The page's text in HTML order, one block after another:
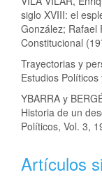
siglo XVIII: el
González; Rafael
Constitucional
Trayectorias y
Estudios
YBARRA y
Historia de un
Políticos, Vol. 3,
Artículos